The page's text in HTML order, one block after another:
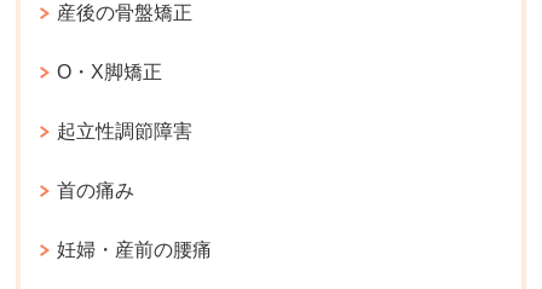
産後の骨盤矯正
O・X脚矯正
起立性調節障害
首の痛み
妊婦・産前の腰痛